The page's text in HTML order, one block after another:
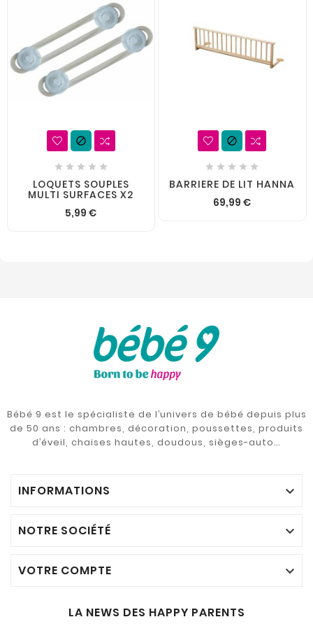

    
LOQUETS SOUPLES
MULTI SURFACES X2
5,99 €

    
BARRIERE DE LIT HANNA
69,99 €
Bébé 9 est le spécialiste de l’univers de bébé depuis plus
de 50 ans : chambres, décoration, poussettes, produits
d’éveil, chaises hautes, doudous, sièges-auto…
INFORMATIONS 
NOTRE SOCIÉTÉ 
VOTRE COMPTE 
LA NEWS DES HAPPY PARENTS